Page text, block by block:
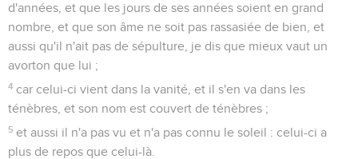
d'années, et que les jours de ses années soient en grand
nombre, et que son âme ne soit pas rassasiée de bien, et
aussi qu'il n'ait pas de sépulture, je dis que mieux vaut un
avorton que lui ;
4 car celui-ci vient dans la vanité, et il s'en va dans les
ténèbres, et son nom est couvert de ténèbres ;
5 et aussi il n'a pas vu et n'a pas connu le soleil : celui-ci a
plus de repos que celui-là.